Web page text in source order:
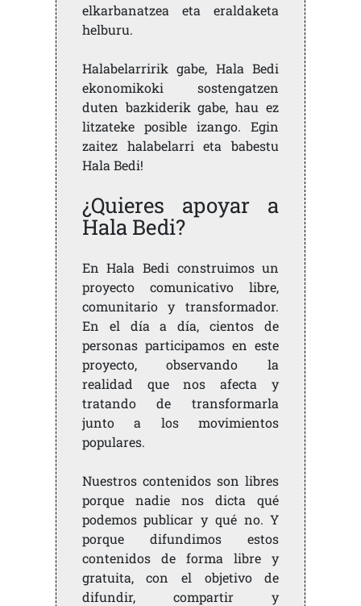
elkarbanatzea eta eraldaketa
helburu.
Halabelarririk gabe, Hala Bedi
ekonomikoki sostengatzen
duten bazkiderik gabe, hau ez
litzateke posible izango. Egin
zaitez halabelarri eta babestu
Hala Bedi!
¿Quieres apoyar a
Hala Bedi?
En Hala Bedi construimos un
proyecto comunicativo libre,
comunitario y transformador.
En el día a día, cientos de
personas participamos en este
proyecto, observando la
realidad que nos afecta y
tratando de transformarla
junto a los movimientos
populares.
Nuestros contenidos son libres
porque nadie nos dicta qué
podemos publicar y qué no. Y
porque difundimos estos
contenidos de forma libre y
gratuita, con el objetivo de
difundir, compartir y